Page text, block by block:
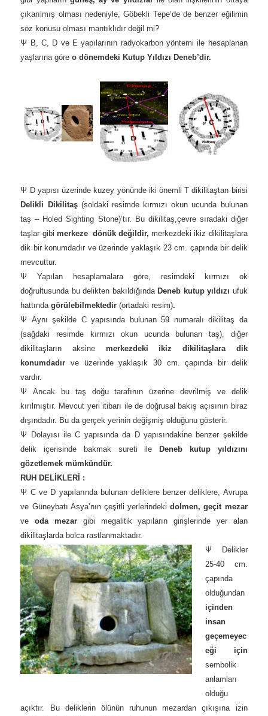
çıkarılmış olması nedeniyle, Göbekli Tepe’de de benzer eğilimin
söz konusu olması mantıklıdır değil mi?
Ψ B, C, D ve E yapılarının radyokarbon yöntemi ile hesaplanan
yaşlarına göreo dönemdeki Kutup Yıldızı Deneb’dir.
Ψ D yapısı üzerinde kuzey yönünde iki önemli T dikilitaştan birisi
Delikli Dikilitaş(soldaki resimde kırmızı okun ucunda bulunan
taş – Holed Sighting Stone)’tır. Bu dikilitaş, çevre sıradaki diğer
taşlar gibi merkeze dönük değildir, merkezdeki ikiz dikilitaşlara
dik bir konumdadır ve üzerinde yaklaşık 23 cm. çapında bir delik
mevcuttur.
Ψ Yapılan hesaplamalara göre, resimdeki kırmızı ok
doğrultusunda bu delikten bakıldığında Deneb kutup yıldızı ufuk
hattında görülebilmektedir(ortadaki resim).
Ψ Aynı şekilde C yapısında bulunan 59 numaralı dikilitaş da
(sağdaki resimde kırmızı okun ucunda bulunan taş), diğer
dikilitaşların aksine merkezdeki ikiz dikilitaşlara dik
konumdadır ve üzerinde yaklaşık 30 cm. çapında bir delik
vardır.
Ψ Ancak bu taş doğu tarafının üzerine devrilmiş ve delik
kırılmıştır.
Mevcut yeri itibarı ile de doğrusal bakış açısının biraz
dışındadır. Bu da gerçek yerinin değişmiş olduğunu gösterir.
Ψ Dolayısı ile C yapısında da D yapısındakine benzer şekilde
delik içerisinde bakmak sureti ile
Deneb kutup yıldızını
gözetlemek mümkündür.
RUH DELİKLERİ :
Ψ C ve D yapılarında bulunan deliklere benzer deliklere, Avrupa
ve Güneybatı Asya’nın çeşitli yerlerindekidolmen, geçit mezar
veoda mezargibi megalitik yapıların girişlerinde yer alan
dikilitaşlarda bolca rastlanmaktadır.
Ψ Delikler
25-40 cm.
çapında
olduğundan
içinden
insan
geçemeyec
eği için
sembolik
anlamları
olduğu
açıktır. Bu deliklerin ölünün ruhunun mezardan çıkışına izin